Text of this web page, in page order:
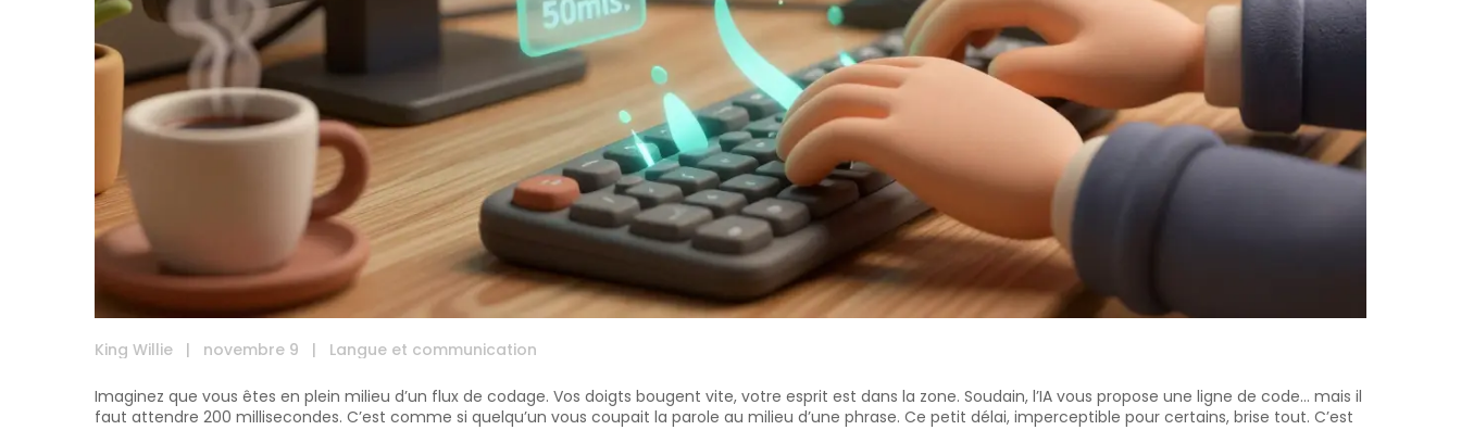
King Willie | novembre 9 | Langue et communication
Imaginez que vous êtes en plein milieu d’un flux de codage. Vos doigts bougent vite, votre esprit est dans la zone. Soudain, l’IA vous propose une ligne de code… mais il
faut attendre 200 millisecondes. C’est comme si quelqu’un vous coupait la parole au milieu d’une phrase. Ce petit délai, imperceptible pour certains, brise tout. C’est